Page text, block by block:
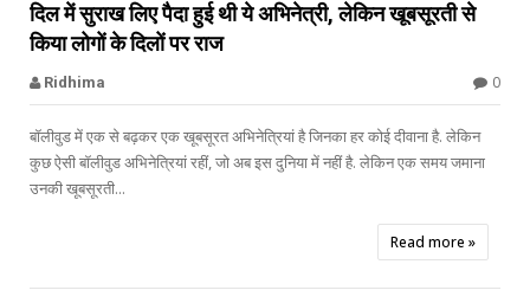
दिल में सुराख लिए पैदा हुई थी ये अभिनेत्री, लेकिन खूबसूरती से
किया लोगों के दिलों पर राज
Ridhima 0
बॉलीवुड में एक से बढ़कर एक खूबसूरत अभिनेत्रियां है जिनका हर कोई दीवाना है. लेकिन
कुछ ऐसी बॉलीवुड अभिनेत्रियां रहीं, जो अब इस दुनिया में नहीं है. लेकिन एक समय जमाना
उनकी खूबसूरती...
Read more »
Madhubala